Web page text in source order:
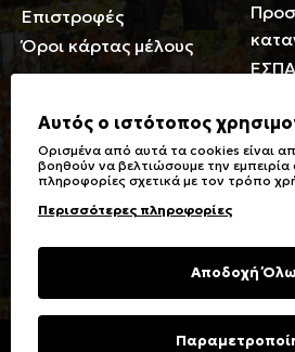
Επιστροφές
Όροι κάρτας μέλους
ΕΣΠΑ
Γενικά
Καταστήματα
Ειδικές Εκπτώσεις ΑμΕΑ
Δωροκάρτες
Συχνές Ερωτήσεις
Φροντίδα Ρούχων
Αυτός ο ιστότοπος
Ορισμένα από αυτά τα cookies είναι
βοηθούν να βελτιώσουμε την
πληροφορίες σχετικά με τον τρόπο
Περισσότερες πληροφορίες
Αποδοχή